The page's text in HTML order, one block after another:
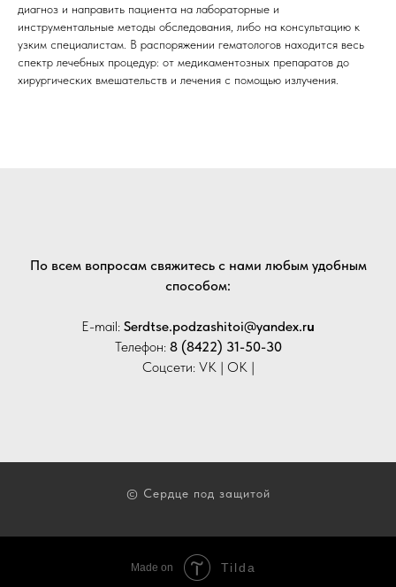
диагноз и направить пациента на лабораторные и
инструментальные методы обследования, либо на консультацию к
узким специалистам. В распоряжении гематологов находится весь
спектр лечебных процедур: от медикаментозных препаратов до
хирургических вмешательств и лечения с помощью излучения.
По всем вопросам свяжитесь с нами любым удобным
способом:
E-mail: Serdtse.podzashitoi@yandex.ru
Телефон: 8 (8422) 31-50-30
Соцсети: VK | OK |
© Сердце под защитой
Made on Tilda